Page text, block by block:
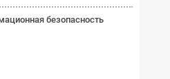
безопасность